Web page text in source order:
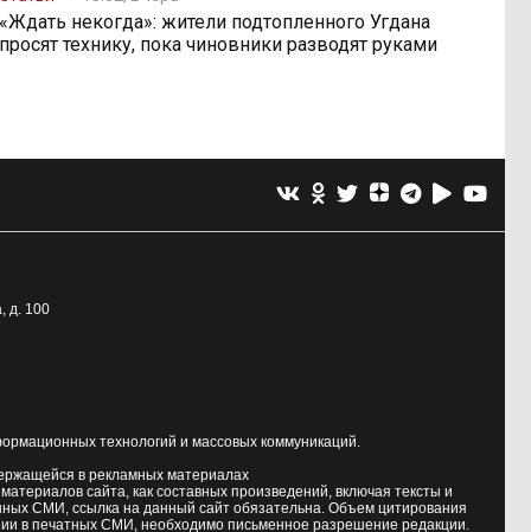
«Ждать некогда»: жители подтопленного Угдана
просят технику, пока чиновники разводят руками
д. 100
технологий и массовых коммуникаций.
в рекламных материалах
сайта, как составных произведений, включая тексты и
СМИ, ссылка на данный сайт обязательна. Объем цитирования
в печатных СМИ, необходимо письменное разрешение редакции.